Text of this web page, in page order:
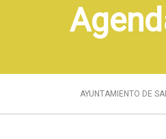
AYUNTAMIENTO DE